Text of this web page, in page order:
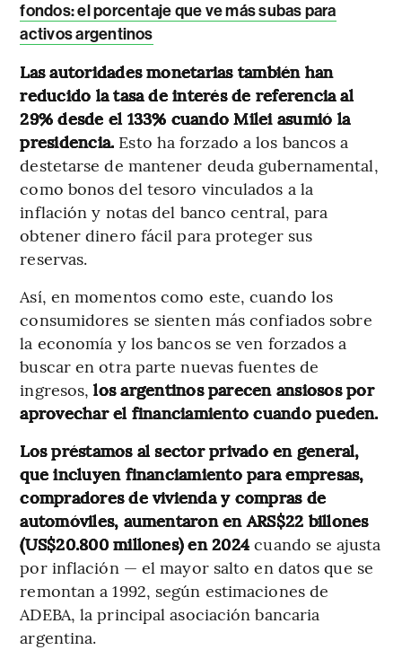
fondos: el porcentaje que ve más subas para
activos argentinos
Las autoridades monetarias también han
reducido la tasa de interés de referencia al
29% desde el 133% cuando Milei asumió la
presidencia. Esto ha forzado a los bancos a
destetarse de mantener deuda gubernamental,
como bonos del tesoro vinculados a la
inflación y notas del banco central, para
obtener dinero fácil para proteger sus
reservas.
Así, en momentos como este, cuando los
consumidores se sienten más confiados sobre
la economía y los bancos se ven forzados a
buscar en otra parte nuevas fuentes de
ingresos,los argentinos parecen ansiosos por
aprovechar el financiamiento cuando pueden.
Los préstamos al sector privado en general,
que incluyen financiamiento para empresas,
compradores de vivienda y compras de
automóviles, aumentaron en ARS$22 billones
(US$20.800 millones) en 2024cuando se ajusta
por inflación — el mayor salto en datos que se
remontan a 1992, según estimaciones de
ADEBA, la principal asociación bancaria
argentina.